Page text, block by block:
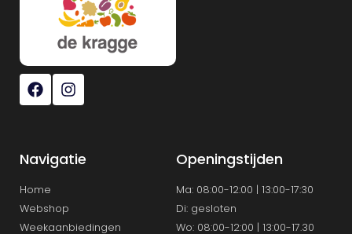
Navigatie
Home
Webshop
Weekaanbiedingen
Openingstijden
Ma: 08:00-12:00 | 13:00-17:30
Di: gesloten
Wo: 08:00-12:00 | 13:00-17.30